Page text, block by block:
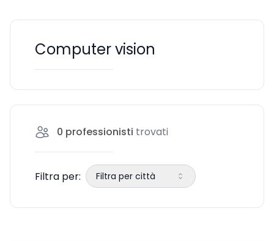
Computer vision
0 professionisti trovati
Filtra per: Filtra per città